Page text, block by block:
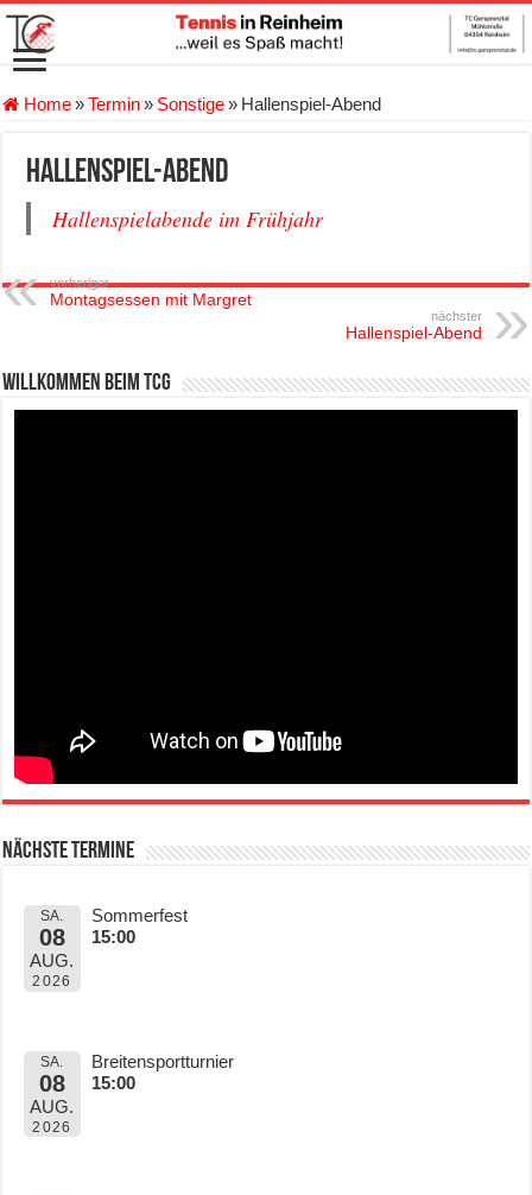
Home»Termin» Sonstige» Hallenspiel-Abend
Hallenspiel-Abend
Hallenspielabende im Frühjahr
vorheriger
Montagsessen mit Margret
nächster
Hallenspiel-Abend
Willkommen beim TCG
Nächste Termine
SA.
08
AUG.
2026
Sommerfest
15:00
SA.
08
AUG.
2026
Breitensportturnier
15:00